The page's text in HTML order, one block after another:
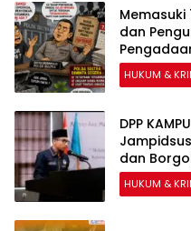
Memasuki
dan
Rp26
HUKUM &
DPP
dan
HUKUM &